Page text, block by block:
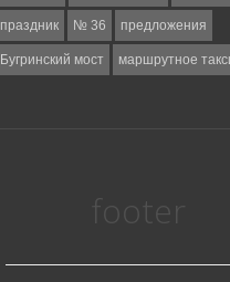
праздник № 36 предложения
Бугринский мост маршрутное
footer